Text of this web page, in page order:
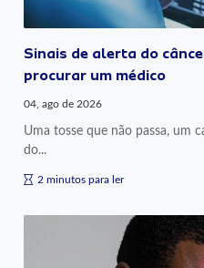
Sinais de alerta do
procurar um médico
04, ago de 2026
Uma tosse que não passa, um
do...
2 minutos para ler